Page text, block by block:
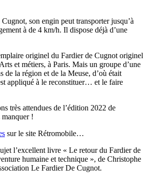
son engin peut transporter jusqu’à
à de 4 km/h. Il dispose déjà d’une
originel du Fardier de Cugnot originel
et métiers, à Paris. Mais un groupe d’une
de la région et de la Meuse, d’où était
appliqué à le reconstituer… et le faire
très attendues de l’édition 2022 de
!
sur le site Rétromobile…
l’excellent livre « Le retour du Fardier de
humaine et technique », de Christophe
Le Fardier De Cugnot.